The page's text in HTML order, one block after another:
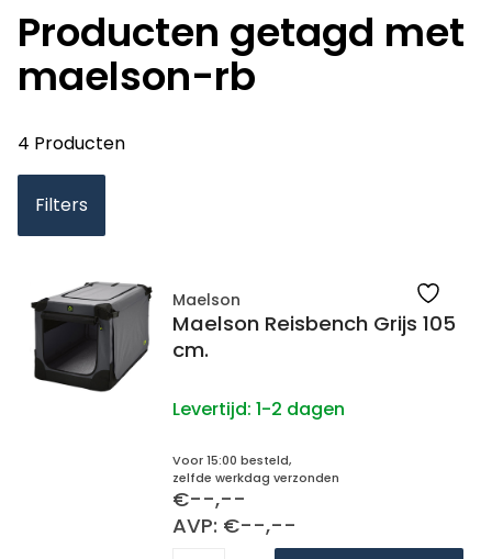
Producten getagd met
maelson-rb
4 Producten
Filters
Maelson
Maelson Reisbench Grijs 105
cm.
Levertijd: 1-2 dagen
Voor 15:00 besteld,
zelfde werkdag verzonden
€--,--
AVP: €--,--